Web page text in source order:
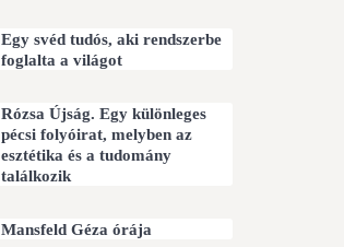
Egy svéd tudós, aki rendszerbe
foglalta a világot
Rózsa Újság. Egy különleges
pécsi folyóirat, melyben az
esztétika és a tudomány
találkozik
Mansfeld Géza órája